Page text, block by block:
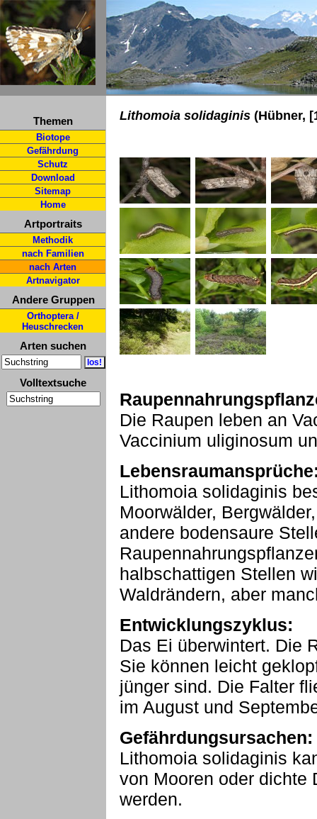
Themen
Biotope
Gefährdung
Schutz
Download
Sitemap
Home
Artportraits
Methodik
nach Familien
nach Arten
Artnavigator
Andere Gruppen
Orthoptera /
Heuschrecken
Arten suchen
Volltextsuche
Lithomoia solidaginis (Hübner,
Die Raupen leben an
Vaccinium uliginosum
Lithomoia solidaginis
Moorwälder,
andere bodensaure
halbschattigen Stellen
Waldrändern, aber
Entwicklungszyklus:
Das Ei überwintert. Die
Sie können leicht
jünger sind. Die Falter
im August und
Gefährdungsursachen:
Lithomoia solidaginis
von Mooren oder dichte
werden.